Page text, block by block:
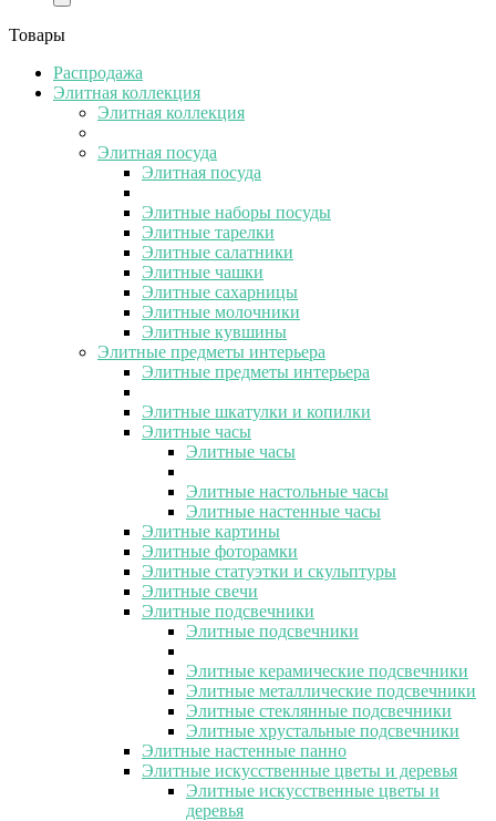
Товары
Распродажа
Элитная коллекция
Элитная коллекция
Элитная посуда
Элитная посуда
Элитные наборы посуды
Элитные тарелки
Элитные салатники
Элитные чашки
Элитные сахарницы
Элитные молочники
Элитные кувшины
Элитные предметы интерьера
Элитные предметы интерьера
Элитные шкатулки и копилки
Элитные часы
Элитные часы
Элитные настольные часы
Элитные настенные часы
Элитные картины
Элитные фоторамки
Элитные статуэтки и скульптуры
Элитные свечи
Элитные подсвечники
Элитные подсвечники
Элитные керамические подсвечники
Элитные металлические подсвечники
Элитные стеклянные подсвечники
Элитные хрустальные подсвечники
Элитные настенные панно
Элитные искусственные цветы и деревья
Элитные искусственные цветы и
деревья